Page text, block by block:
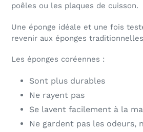
poêles ou les plaques de cuisson.
Une éponge idéale et une fois
revenir aux éponges
Les éponges coréennes :
Sont plus durables
Ne rayent pas
Se lavent facilement à la
Ne gardent pas les odeurs,